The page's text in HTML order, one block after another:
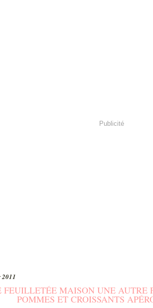
Publicité
FEUILLETÉE MAISON UNE AUTRE
POMMES ET CROISSANTS